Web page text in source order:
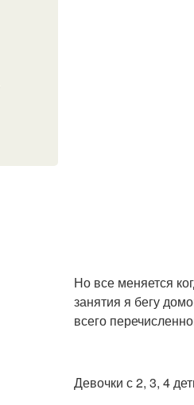
Но все меняется
занятия я бегу
всего
Девочки с 2, 3, 4